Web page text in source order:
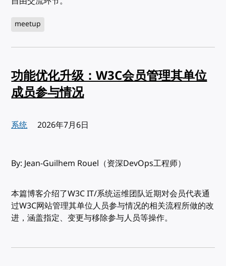
meetup
功能优化升级：W3C会员管理其单位
成员参与情况
系统 发布:
2026年7月6日
By: Jean-Guilhem Rouel（资深DevOps工程师）
本篇博客介绍了W3C IT/系统运维团队近期对会员代表通
过W3C网站管理其单位人员参与情况的相关流程所做的改
进，涵盖指定、变更与移除参与人员等操作。